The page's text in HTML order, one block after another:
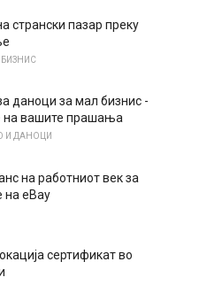
странски пазар преку
даноци за мал бизнис -
на вашите прашања
И ДАНОЦИ
на работниот век за
на eBay
сертификат во